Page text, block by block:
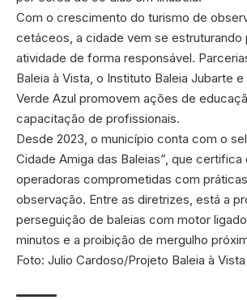
Com o crescimento do turismo de
cetáceos, a cidade vem se estruturando
atividade de forma responsável.
Baleia à Vista, o Instituto Baleia Jubarte
Verde Azul promovem ações de
capacitação de profissionais.
Desde 2023, o município conta com o
Cidade Amiga das Baleias”, que
operadoras comprometidas com
observação. Entre as diretrizes, está a
perseguição de baleias com motor
minutos e a proibição de mergulho
Foto: Julio Cardoso/Projeto Baleia à Vista